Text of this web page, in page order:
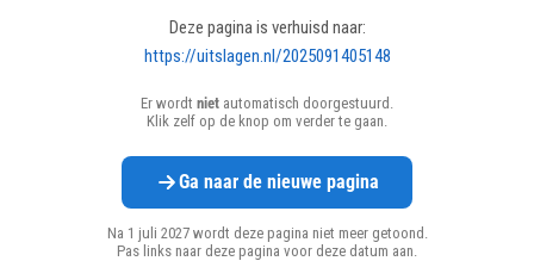
Deze pagina is verhuisd naar:
https://uitslagen.nl/2025091405148
Er wordt niet automatisch doorgestuurd.
Klik zelf op de knop om verder te gaan.
Ga naar de nieuwe pagina
Na 1 juli 2027 wordt deze pagina niet meer getoond.
Pas links naar deze pagina voor deze datum aan.